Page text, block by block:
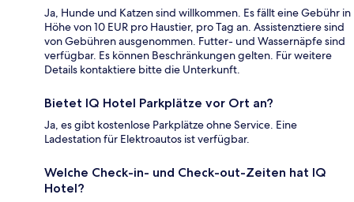
Ja, Hunde und Katzen sind willkommen. Es fällt eine Gebühr in
Höhe von 10 EUR pro Haustier, pro Tag an. Assistenztiere sind
von Gebühren ausgenommen. Futter- und Wassernäpfe sind
verfügbar. Es können Beschränkungen gelten. Für weitere
Details kontaktiere bitte die Unterkunft.
Bietet IQ Hotel Parkplätze vor Ort an?
Ja, es gibt kostenlose Parkplätze ohne Service. Eine
Ladestation für Elektroautos ist verfügbar.
Welche Check-in- und Check-out-Zeiten hat IQ
Hotel?